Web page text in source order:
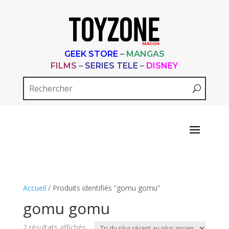
GEEK STORE – MANGAS
FILMS – SERIES TELE – DISNEY
Accueil / Produits identifiés “gomu gomu”
gomu gomu
Trié